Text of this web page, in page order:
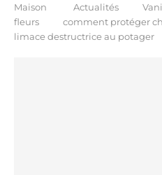
Maison Actualités
fleurs
comment protéger
limace destructrice au potager